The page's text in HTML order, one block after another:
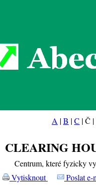
A |B |C | Č |
CLEARING
Centrum, které fyzicky
Vytisknout
Poslat e-